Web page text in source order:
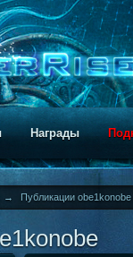
Награды
→ Публикации obe1konobe